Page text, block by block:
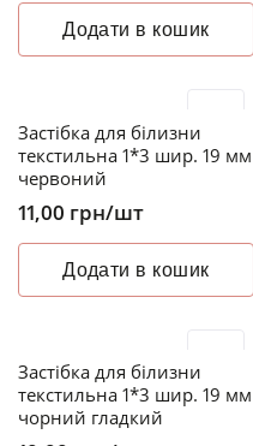
Додати в кошик
Застібка для білизни
текстильна 1*3 шир. 19 мм
червоний
11,00 грн/шт
Додати в кошик
Застібка для білизни
текстильна 1*3 шир. 19 мм
чорний гладкий